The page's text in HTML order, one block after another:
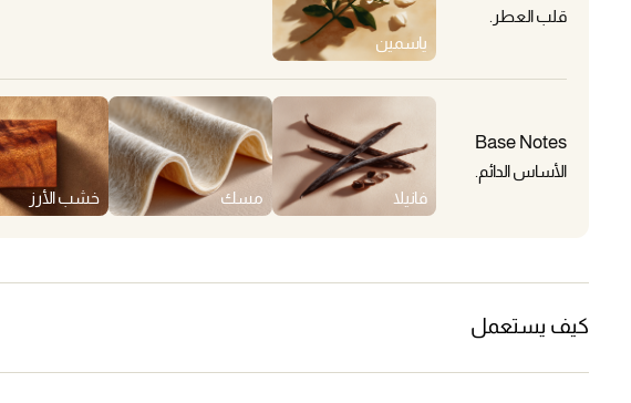
قلب العطر.
ياسمين
Base Notes
الأساس الدائم.
فانيلا
مسك خشب الأرز
كيف يستعمل